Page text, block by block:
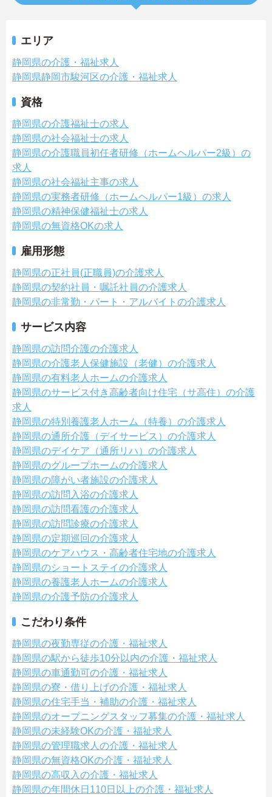
エリア
静岡県の介護・福祉求人
静岡県静岡市駿河区の介護・福祉求人
資格
静岡県の介護福祉士の求人
静岡県の社会福祉士の求人
静岡県の介護職員初任者研修（ホームヘルパー2級）の
求人
静岡県の社会福祉主事の求人
静岡県の実務者研修（ホームヘルパー1級）の求人
静岡県の精神保健福祉士の求人
静岡県の無資格OKの求人
雇用形態
静岡県の正社員(正職員)の介護求人
静岡県の契約社員・嘱託社員の介護求人
静岡県の非常勤・パート・アルバイトの介護求人
サービス内容
静岡県の訪問介護の介護求人
静岡県の介護老人保健施設（老健）の介護求人
静岡県の有料老人ホームの介護求人
静岡県のサービス付き高齢者向け住宅（サ高住）の介護
求人
静岡県の特別養護老人ホーム（特養）の介護求人
静岡県の通所介護（デイサービス）の介護求人
静岡県のデイケア（通所リハ）の介護求人
静岡県のグループホームの介護求人
静岡県の障がい者施設の介護求人
静岡県の訪問入浴の介護求人
静岡県の訪問看護の介護求人
静岡県の訪問診療の介護求人
静岡県の定期巡回の介護求人
静岡県のケアハウス・高齢者住宅地の介護求人
静岡県のショートステイの介護求人
静岡県の養護老人ホームの介護求人
静岡県の介護予防の介護求人
こだわり条件
静岡県の夜勤専従の介護・福祉求人
静岡県の駅から徒歩10分以内の介護・福祉求人
静岡県の車通勤可の介護・福祉求人
静岡県の寮・借り上げの介護・福祉求人
静岡県の住宅手当・補助の介護・福祉求人
静岡県のオープニングスタッフ募集の介護・福祉求人
静岡県の未経験OKの介護・福祉求人
静岡県の管理職求人の介護・福祉求人
静岡県の無資格OKの介護・福祉求人
静岡県の高収入の介護・福祉求人
静岡県の年間休日110日以上の介護・福祉求人